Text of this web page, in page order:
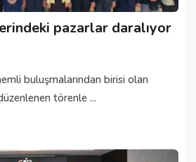
pazarlar daralıyor
buluşmalarından birisi olan
törenle ...